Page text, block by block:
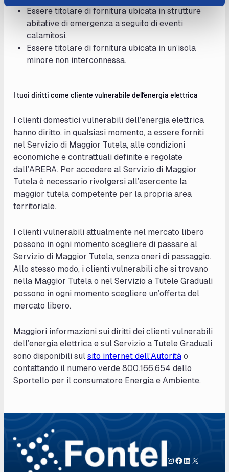
Essere titolare di fornitura ubicata in strutture
abitative di emergenza a seguito di eventi
calamitosi.
Essere titolare di fornitura ubicata in un’isola
minore non interconnessa.
I tuoi diritti come cliente vulnerabile dell’energia elettrica
I clienti domestici vulnerabili dell’energia elettrica
hanno diritto, in qualsiasi momento, a essere forniti
nel Servizio di Maggior Tutela, alle condizioni
economiche e contrattuali definite e regolate
dall’ARERA. Per accedere al Servizio di Maggior
Tutela è necessario rivolgersi all’esercente la
maggior tutela competente per la propria area
territoriale.
I clienti vulnerabili attualmente nel mercato libero
possono in ogni momento scegliere di passare al
Servizio di Maggior Tutela, senza oneri di passaggio.
Allo stesso modo, i clienti vulnerabili che si trovano
nella Maggior Tutela o nel Servizio a Tutele Graduali
possono in ogni momento scegliere un’offerta del
mercato libero.
Maggiori informazioni sui diritti dei clienti vulnerabili
dell’energia elettrica e sul Servizio a Tutele Graduali
sono disponibili sul sito internet dell’Autoritào
contattando il numero verde 800.166.654 dello
Sportello per il consumatore Energia e Ambiente.
Instagram
Facebook
LinkedIn
X